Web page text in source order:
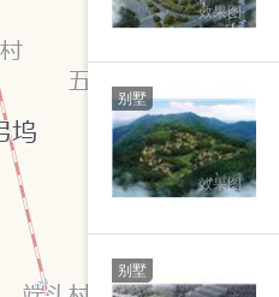
效果图
效果图
别墅
别墅